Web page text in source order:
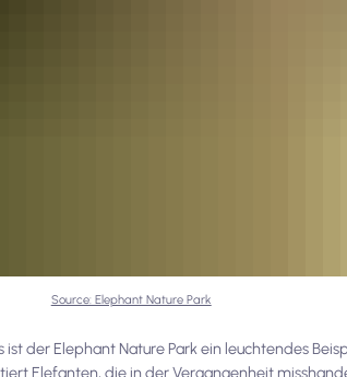
Source: Elephant Nature Park
der Elephant Nature Park ein leuchtendes
Elefanten, die in der Vergangenheit